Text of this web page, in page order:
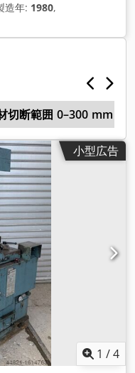
造年: 1980,
切断範囲 0–300 mm
小型広告
1 /4